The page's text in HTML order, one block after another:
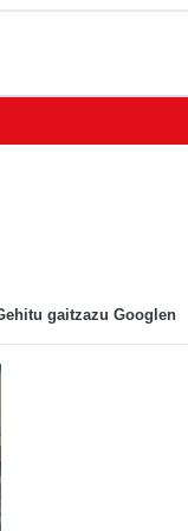
gaitzazu Googlen